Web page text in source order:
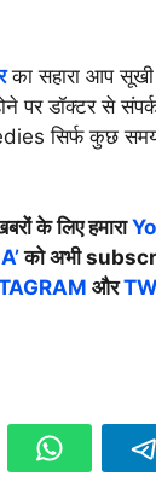
का सहारा आप
पर डॉक्टर से
सिर्फ कुछ समय
के लिए हमारा
को अभी
और